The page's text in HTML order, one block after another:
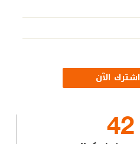
اشترك الآن
42